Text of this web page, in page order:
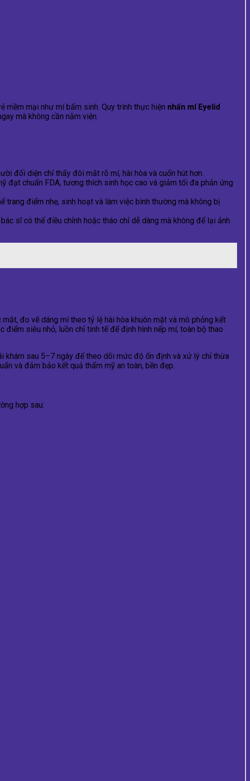
mềm mại như mí bẩm sinh. Quy trình thực hiện nhấn mí Eyelid
mà không cần nằm viện.
đối diện chỉ thấy đôi mắt rõ mí, hài hòa và cuốn hút hơn.
đạt chuẩn FDA, tương thích sinh học cao và giảm tối đa phản ứng
điểm nhẹ, sinh hoạt và làm việc bình thường mà không bị
sĩ có thể điều chỉnh hoặc tháo chỉ dễ dàng mà không để lại ảnh
đo vẽ dáng mí theo tỷ lệ hài hòa khuôn mặt và mô phỏng kết
siêu nhỏ, luồn chỉ tinh tế để định hình nếp mí; toàn bộ thao
khám sau 5–7 ngày để theo dõi mức độ ổn định và xử lý chỉ thừa
và đảm bảo kết quả thẩm mỹ an toàn, bền đẹp.
hợp sau: